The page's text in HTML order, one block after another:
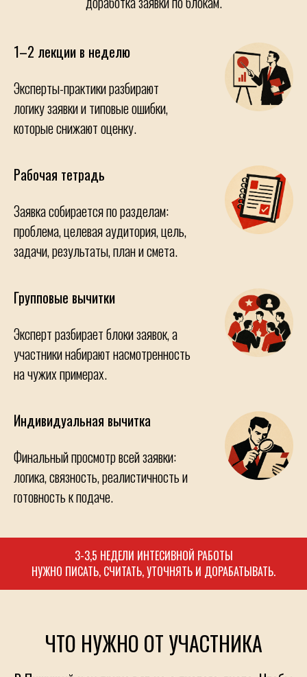
1–2 лекции в неделю
Эксперты-практики разбирают
логику заявки и типовые ошибки,
которые снижают оценку.
Рабочая тетрадь
Заявка собирается по разделам:
проблема, целевая аудитория, цель,
задачи, результаты, план и смета.
Групповые вычитки
Эксперт разбирает блоки заявок, а
участники набирают насмотренность
на чужих примерах.
Индивидуальная вычитка
Финальный просмотр всей заявки:
логика, связность, реалистичность и
готовность к подаче.
3-3,5 НЕДЕЛИ ИНТЕСИВНОЙ РАБОТЫ
НУЖНО ПИСАТЬ, СЧИТАТЬ, УТОЧНЯТЬ И ДОРАБАТЫВАТЬ.
ЧТО НУЖНО ОТ УЧАСТНИКА